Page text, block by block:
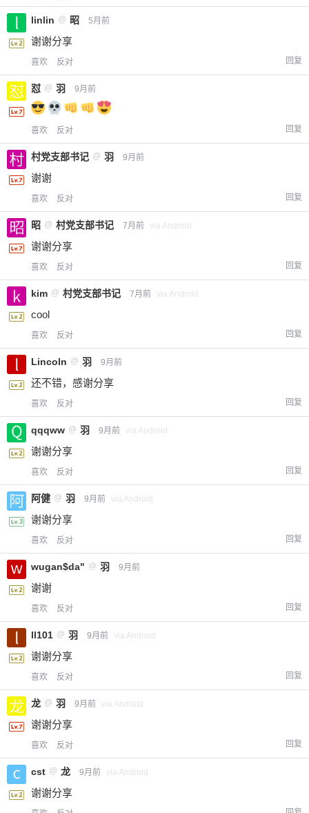
20
linlin @ 昭 5月前
谢谢分享
喜欢 反对 回复
怼 @ 羽 9月前
喜欢 反对 回复
村党支部书记 @ 羽 9月前
谢谢
喜欢 反对 回复
昭 @ 村党支部书记 7月前 via Android
谢谢分享
喜欢 反对 回复
kim @ 村党支部书记 7月前 via Android
cool
喜欢 反对 回复
Lincoln @ 羽 9月前
还不错，感谢分享
喜欢 反对 回复
qqqww @ 羽 9月前 via Android
谢谢分享
喜欢 反对 回复
阿健 @ 羽 9月前 via Android
谢谢分享
喜欢 反对 回复
wugan$da" @ 羽 9月前
谢谢
喜欢 反对 回复
ll101 @ 羽 9月前 via Android
谢谢分享
喜欢 反对 回复
龙 @ 羽 9月前 via Android
谢谢分享
喜欢 反对 回复
cst @ 龙 9月前 via Android
谢谢分享